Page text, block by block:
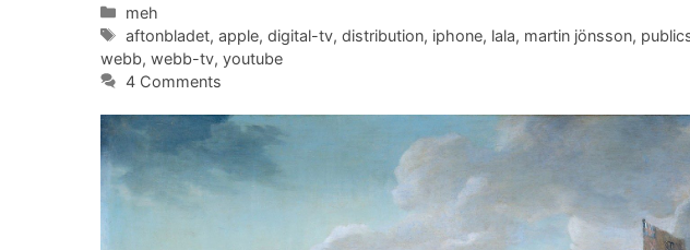
Categories
meh
Tags
aftonbladet,apple,digital-tv,distribution, iphone, lala, martin jönsson,
webb, webb-tv, youtube
4 Comments